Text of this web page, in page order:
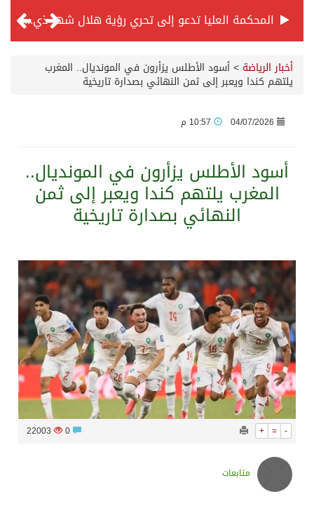
المحكمة العليا تدعو إلى تحري رؤية هلال شهر ذي الحجة مساء يوم الأحد الثلاثين من شهر ذي القعدة -حسب تقويم أم القرى- التاسع والعشرين حسب قرار المحكمة العليا
سمو ولي العهد يرأس جلسة مجلس الوزراء في جدة
سراة عبيدة ضمن المراكز الأفضل إعلاميا في أجاويد عسير والثاني في مسار الثقافة والتراث
وزارة الحج والعمرة تعلن بدء وصول ضيوف الرحمن إلى المملكة لأداء فريضة الحج
المملكة تؤكد أهمية استمرارية العمليات التشغيلية البحرية وضمان حماية إمدادات الطاقة وسلاسل الإمداد
المحكمة العليا غدٍ الخميس هو المكمل لشهر رمضان
أخبار الرياضة >أسود الأطلس يزأرون في المونديال.. المغرب
يلتهم كندا ويعبر إلى ثمن النهائي بصدارة تاريخية
04/07/2026
أسود الأطلس يزأرون في المونديال..
المغرب يلتهم كندا ويعبر إلى ثمن
النهائي بصدارة تاريخية
+ = -
22003
متابعات